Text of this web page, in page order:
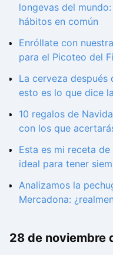
longevas del
hábitos en común
Enróllate con
para el Picoteo del
La cerveza después
esto es lo que dice
10 regalos de
con los que
Esta es mi receta
ideal para tener
Analizamos la
Mercadona:
28 de noviembre